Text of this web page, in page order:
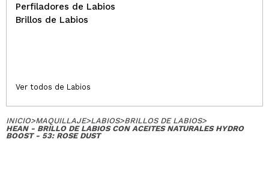
Perfiladores de Labios
Brillos de Labios
Ver todos de Labios
INICIO>MAQUILLAJE>LABIOS>BRILLOS DE LABIOS>
HEAN - BRILLO DE LABIOS CON ACEITES NATURALES HYDRO
BOOST - 53: ROSE DUST